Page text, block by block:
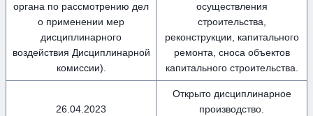
органа по рассмотрению дел
о применении мер
дисциплинарного
воздействия Дисциплинарной
комиссии).
осуществления
строительства,
реконструкции, капитального
ремонта, сноса объектов
капитального строительства.
26.04.2023
Открыто дисциплинарное
производство.